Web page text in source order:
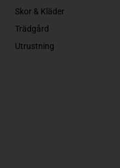
Skor & Kläder
Trädgård
Utrustning